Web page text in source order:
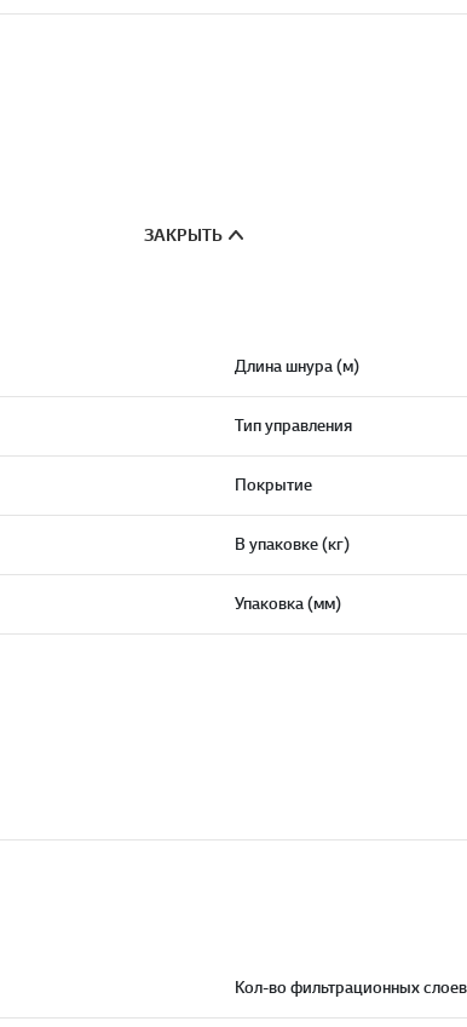
ЗАКРЫТЬ
Длина шнура (м)
Тип управления
Покрытие
В упаковке (кг)
Упаковка (мм)
Кол-во фильтрационных слоев